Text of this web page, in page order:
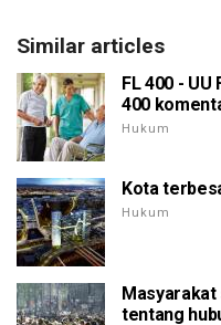
Similar articles
FL 400 -
400
Hukum
Kota
Hukum
Masyarakat
tentang